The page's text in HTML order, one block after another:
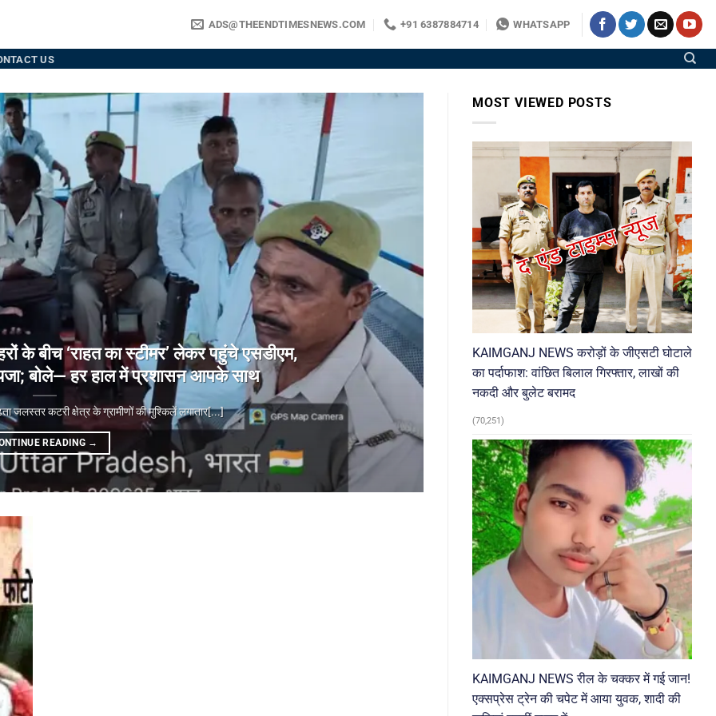
ADS@THEENDTIMESNEWS.COM +91 6387884714 WHATSAPP
US
के बीच ‘राहत का स्टीमर’ लेकर पहुंचे एसडीएम,
बोले— हर हाल में प्रशासन आपके साथ
जलस्तर कटरी क्षेत्र के ग्रामीणों की मुश्किलें लगातार[...]
READING →
MOST VIEWED POSTS
KAIMGANJ NEWS करोड़ों के जीएसटी घोटाले
का पर्दाफाश: वांछित बिलाल गिरफ्तार, लाखों की
नकदी और बुलेट बरामद
(70,251)
KAIMGANJ NEWS रील के चक्कर में गई जान!
एक्सप्रेस ट्रेन की चपेट में आया युवक, शादी की